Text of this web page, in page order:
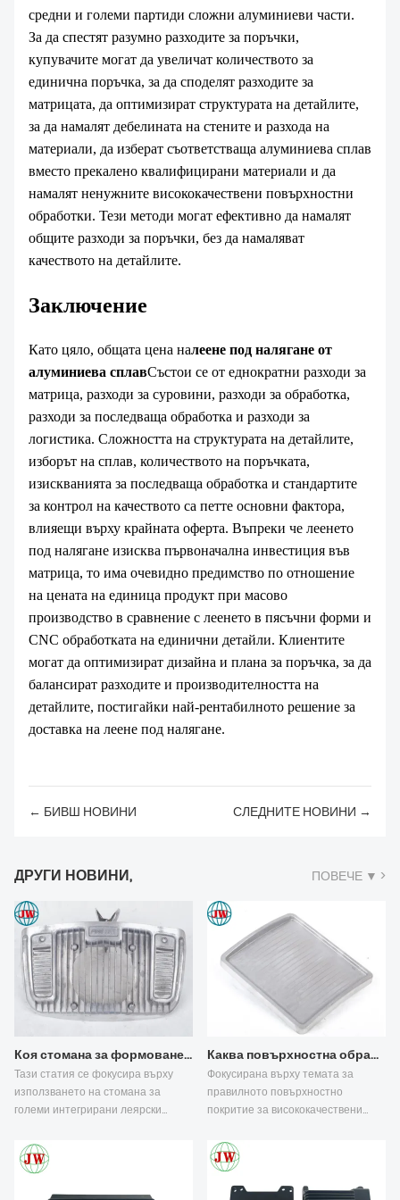
средни и големи партиди сложни алуминиеви части.
За да спестят разумно разходите за поръчки,
купувачите могат да увеличат количеството за
единична поръчка, за да споделят разходите за
матрицата, да оптимизират структурата на детайлите,
за да намалят дебелината на стените и разхода на
материали, да изберат съответстваща алуминиева сплав
вместо прекалено квалифицирани материали и да
намалят ненужните висококачествени повърхностни
обработки. Тези методи могат ефективно да намалят
общите разходи за поръчки, без да намаляват
качеството на детайлите.
Заключение
Като цяло, общата цена налеене под налягане от
алуминиева сплавСъстои се от еднократни разходи за
матрица, разходи за суровини, разходи за обработка,
разходи за последваща обработка и разходи за
логистика. Сложността на структурата на детайлите,
изборът на сплав, количеството на поръчката,
изискванията за последваща обработка и стандартите
за контрол на качеството са петте основни фактора,
влияещи върху крайната оферта. Въпреки че леенето
под налягане изисква първоначална инвестиция във
матрица, то има очевидно предимство по отношение
на цената на единица продукт при масово
производство в сравнение с леенето в пясъчни форми и
CNC обработката на единични детайли. Клиентите
могат да оптимизират дизайна и плана за поръчка, за да
балансират разходите и производителността на
детайлите, постигайки най-рентабилното решение за
доставка на леене под налягане.
← БИВШ НОВИНИ СЛЕДНИТЕ НОВИНИ →
ДРУГИ НОВИНИ, ПОВЕЧЕ ▼ >
Коя стомана за формоване е най-подходяща за големи интегрирани алуминиеви отливки?
Тази статия се фокусира върху
използването на стомана за
големи интегрирани леярски
машини за леене под високо
налягане (HPDC) с ултра голям
Каква повърхностна обработка е подходяща за първокласни индустриални алуминиеви компоненти?
Фокусирана върху темата за
правилното повърхностно
покритие за висококачествени
налягане, тази статия анализира
пет ключови измерения,